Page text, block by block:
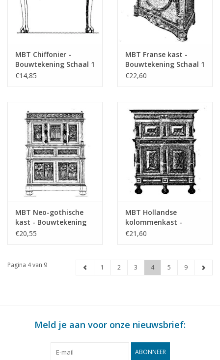
MBT Chiffonier -
Bouwtekening Schaal 1
: N/A (45.18.005)
€14,85
MBT Franse kast -
Bouwtekening Schaal 1
: N/A (45.17.008)
€22,60
MBT Neo-gothische
kast - Bouwtekening
Schaal 1 : N/A
€20,55
MBT Hollandse
kolommenkast -
Bouwtekening Schaal 1
€21,60
Pagina 4 van 9 1 2 3 4 5 9
Meld je aan voor onze nieuwsbrief:
ABONNEER